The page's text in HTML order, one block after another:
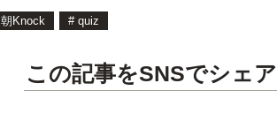
朝Knock # quiz
この記事をSNSでシェア